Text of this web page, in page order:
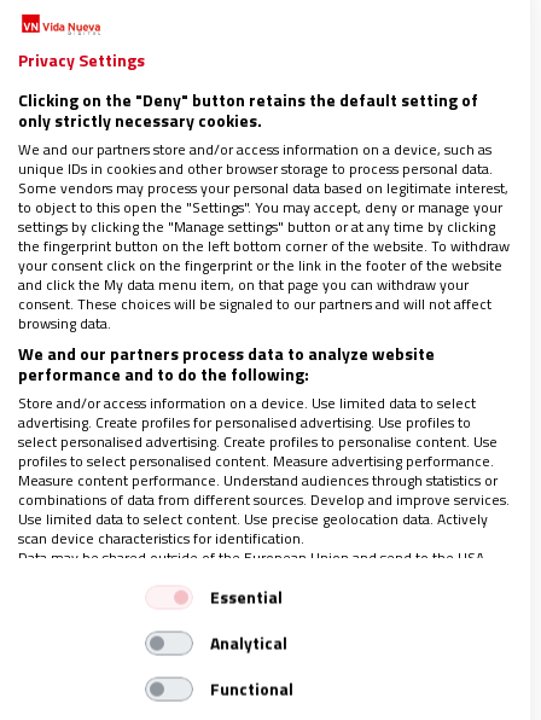
alguien que esté honestamente a gusto con lo que
hace, suficientemente ilusionado con lo que lleva
entre manos, sereno en medio de los ajetreos
propios de lo cotidiano, colmado de sentido con lo
que en este momento le toca vivir… e incluso
atractiva y contagiosamente entusiasmado. Y me
pregunto si, de algún modo, no nos habremos
acostumbrado a“encontrarnos mal”. O, mejor
dicho,“a no estar del todo bien”.
Sin duda, todos somossusceptibles de vernos
sumidos en episodios francos de depresión mayor
anegados por síndromes ansiosos graves que
apenas nos dejen respirar. Cualquiera, por recios y
estables que nos consideremos. Insisto, todos sin
excepción. Y entonces lo sensato y lo cabal (y
también lo humilde y lo difícil, es cierto) será
ponernos en manos de quienes profesionalmente,
desde la psicología o la psiquiatría, nos puedan
Privacy Settings
Clicking on the "Deny" button retains the default setting of
only strictly necessary cookies.
We and our partners store and/or access information on a device, such as
unique IDs in cookies and other browser storage to process personal data.
Some vendors may process your personal data based on legitimate interest,
to object to this open the "Settings". You may accept, deny or manage your
settings by clicking the "Manage settings" button or at any time by clicking
the fingerprint button on the left bottom corner of the website. To withdraw
your consent click on the fingerprint or the link in the footer of the website
and click the My data menu item, on that page you can withdraw your
consent. These choices will be signaled to our partners and will not affect
browsing data.
We and our partners process data to analyze website
performance and to do the following:
Store and/or access information on a device. Use limited data to select
advertising. Create profiles for personalised advertising. Use profiles to
select personalised advertising. Create profiles to personalise content. Use
profiles to select personalised content. Measure advertising performance.
Measure content performance. Understand audiences through statistics or
combinations of data from different sources. Develop and improve services.
Use limited data to select content. Use precise geolocation data. Actively
scan device characteristics for identification.
Data may be shared outside of the European Union and send to the USA.
Your consent and the cookie policy applies solely to this website/app.
View Partner List (1 IAB Vendors)
We use your data for the following purposes:
IAB processing purposes:
Essential
Analytical
Functional